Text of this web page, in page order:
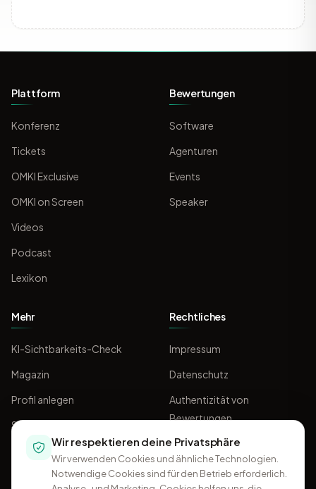
Plattform
Konferenz
Tickets
OMKI Exclusive
OMKI on Screen
Videos
Podcast
Lexikon
Bewertungen
Software
Agenturen
Events
Speaker
Mehr
KI-Sichtbarkeits-Check
Magazin
Profil anlegen
Sponsoring
Rechtliches
Impressum
Datenschutz
Authentizität von
Bewertungen
AGB
Wir respektieren deine Privatsphäre
Wir verwenden Cookies und ähnliche Technologien.
Notwendige Cookies sind für den Betrieb erforderlich.